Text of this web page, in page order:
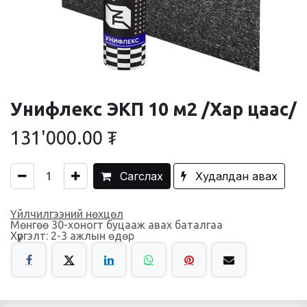
Унифлекс ЭКП 10 м2 /Хар цаас/
131'000.00 ₮
Сагслах Худалдан авах
Үйлчилгээний нөхцөл
Мөнгөө 30-хоногт буцааж авах баталгаа
Хүргэлт: 2-3 ажлын өдөр